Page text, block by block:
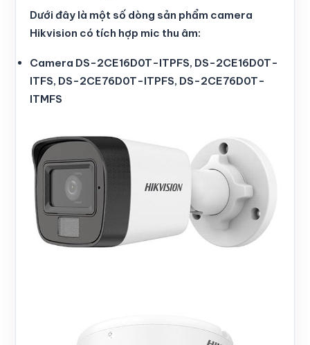
Dưới đây là một số dòng sản phẩm camera
Hikvision có tích hợp mic thu âm:
Camera DS-2CE16D0T-ITPFS, DS-2CE16D0T-
ITFS, DS-2CE76D0T-ITPFS, DS-2CE76D0T-
ITMFS